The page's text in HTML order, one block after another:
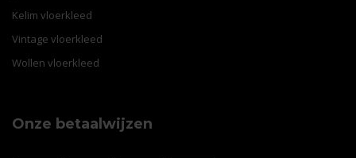
Kelim vloerkleed
Vintage vloerkleed
Wollen vloerkleed
Onze betaalwijzen